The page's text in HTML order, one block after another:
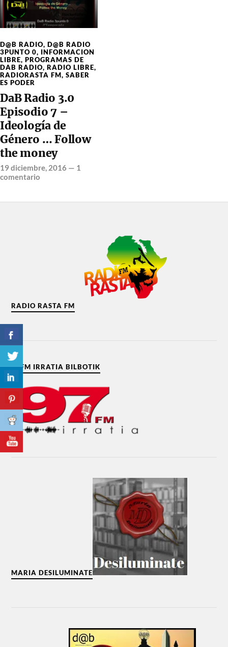
D@B RADIO, D@B RADIO
3PUNTO 0, INFORMACION
LIBRE, PROGRAMAS DE
DAB RADIO, RADIO LIBRE,
RADIORASTA FM, SABER
ES PODER
DaB Radio 3.0
Episodio 7 –
Ideología de
Género … Follow
the money
19 diciembre, 2016 — 1
comentario
RADIO RASTA FM
97FM IRRATIA BILBOTIK
MARIA DESILUMINATE